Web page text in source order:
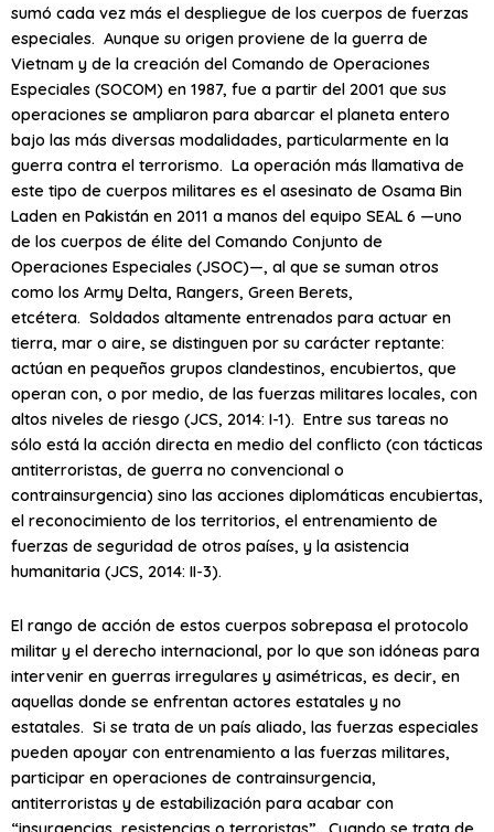
sumó cada vez más el despliegue de los cuerpos de fuerzas
especiales. Aunque su origen proviene de la guerra de
Vietnam y de la creación del Comando de Operaciones
Especiales (SOCOM) en 1987, fue a partir del 2001 que sus
operaciones se ampliaron para abarcar el planeta entero
bajo las más diversas modalidades, particularmente en la
guerra contra el terrorismo. La operación más llamativa de
este tipo de cuerpos militares es el asesinato de Osama Bin
Laden en Pakistán en 2011 a manos del equipo SEAL 6 —uno
de los cuerpos de élite del Comando Conjunto de
Operaciones Especiales (JSOC)—, al que se suman otros
como los Army Delta, Rangers, Green Berets,
etcétera. Soldados altamente entrenados para actuar en
tierra, mar o aire, se distinguen por su carácter reptante:
actúan en pequeños grupos clandestinos, encubiertos, que
operan con, o por medio, de las fuerzas militares locales, con
altos niveles de riesgo (JCS, 2014: I-1). Entre sus tareas no
sólo está la acción directa en medio del conflicto (con tácticas
antiterroristas, de guerra no convencional o
contrainsurgencia) sino las acciones diplomáticas encubiertas,
el reconocimiento de los territorios, el entrenamiento de
fuerzas de seguridad de otros países, y la asistencia
humanitaria (JCS, 2014: II-3).
El rango de acción de estos cuerpos sobrepasa el protocolo
militar y el derecho internacional, por lo que son idóneas para
intervenir en guerras irregulares y asimétricas, es decir, en
aquellas donde se enfrentan actores estatales y no
estatales. Si se trata de un país aliado, las fuerzas especiales
pueden apoyar con entrenamiento a las fuerzas militares,
participar en operaciones de contrainsurgencia,
antiterroristas y de estabilización para acabar con